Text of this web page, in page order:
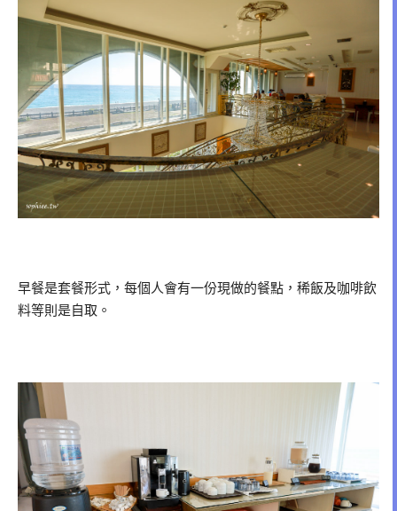
早餐是套餐形式，每個人會有一份現做的餐點，稀飯及咖啡飲
料等則是自取。